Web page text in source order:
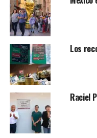
Los
Raciel